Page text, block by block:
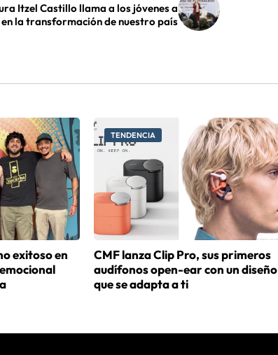
Itzel Castillo llama a los jóvenes a
la transformación de nuestro país
exitoso en
TENDENCIA
CMF lanza Clip Pro, sus primeros
audífonos open-ear con un diseño
que se adapta a ti